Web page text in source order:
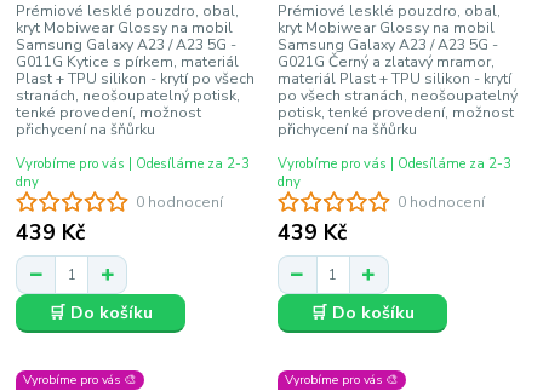
0 hodnocení
Prémiové lesklé pouzdro, obal,
kryt Mobiwear Glossy na mobil
Samsung Galaxy A23 / A23 5G -
G011G Kytice s pírkem, materiál
Plast + TPU silikon - krytí po všech
stranách, neošoupatelný potisk,
tenké provedení, možnost
přichycení na šňůrku
439 Kč
Vyrobíme pro vás | Odesíláme za 2-3
dny
🛒 Do košíku
0 hodnocení
Prémiové lesklé pouzdro, obal,
kryt Mobiwear Glossy na mobil
Samsung Galaxy A23 / A23 5G -
G021G Černý a zlatavý mramor,
materiál Plast + TPU silikon - krytí
po všech stranách, neošoupatelný
potisk, tenké provedení, možnost
přichycení na šňůrku
439 Kč
Vyrobíme pro vás | Odesíláme za 2-3
dny
🛒 Do košíku
Vyrobíme pro vás 🎨 Vyrobíme pro vás 🎨